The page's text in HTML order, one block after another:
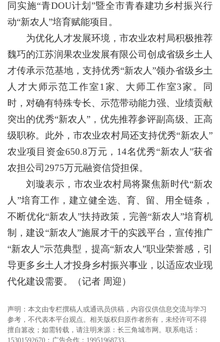
同实施“青DOU计划”暨全市青春建功乡村振兴行
动“新农人”培育赋能项目。
为优化人才发展环境，市农业农村局积极推荐
魏巧的江苏润果农业发展有限公司创成省级乡土人
才传承示范基地，支持优秀“新农人”领办省级乡土
人才大师示范工作室1家、大师工作室3家。同
时，对确有特殊专长、示范带动能力强、业绩贡献
突出的优秀“新农人”，优先推荐参评副高级、正高
级职称。此外，市农业农村局还支持优秀“新农人”
农业项目资金650.8万元，14名优秀“新农人”获省
农担公司2975万元融资信贷担保。
刘璇表示，市农业农村局将聚焦新时代“新农
人”培育工作，建立健全选、育、留、用全链条，
不断优化“新农人”扶持政策，完善“新农人”培育机
制，建设“新农人”施展才干的实践平台，宣传推广
“新农人”示范典型，提高“新农人”职业荣誉感，引
导更多乡土人才投身乡村振兴事业，以适应农业现
代化建设需要。（记者 周迎）
声明：本文由专栏撰稿人或通讯员供稿，内容仅供信息交流与学习
参考，不代表本平台观点。相关版权归原作者所有，未经许可不得
擅自篡改；如需转载，请注明来源：长三角城市网。联系电话：
15301592670；广告合作：19951968733。